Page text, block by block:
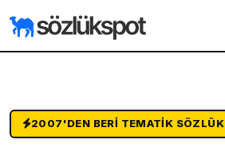
2007'DEN BERI TEMATIK SÖZLÜK